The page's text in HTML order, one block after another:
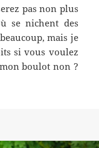
pas non plus
se nichent des
mais je
si vous voulez
boulot non ?
Venezuela, un vrai